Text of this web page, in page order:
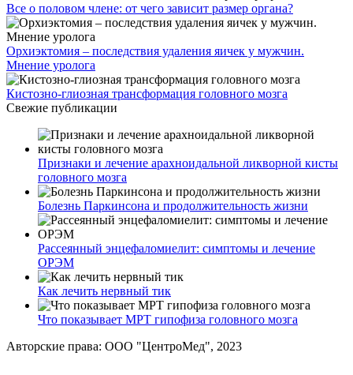
Все о половом члене: от чего зависит размер органа?
Орхиэктомия – последствия удаления яичек у мужчин.
Мнение уролога
Кистозно-глиозная трансформация головного мозга
Свежие публикации
Признаки и лечение арахноидальной ликворной кисты
головного мозга
Болезнь Паркинсона и продолжительность жизни
Рассеянный энцефаломиелит: симптомы и лечение
ОРЭМ
Как лечить нервный тик
Что показывает МРТ гипофиза головного мозга
Авторские права: ООО "ЦентроМед", 2023